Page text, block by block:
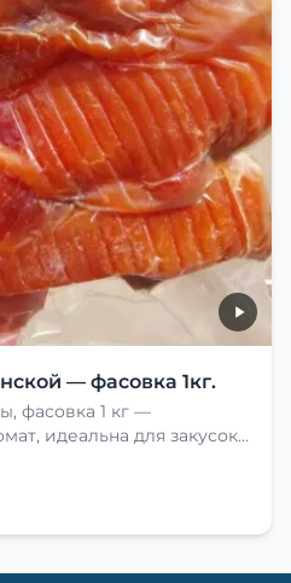
— фасовка 1кг.
фасовка 1 кг —
идеальна для закусок